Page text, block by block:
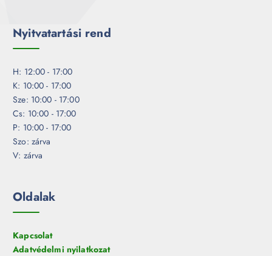
Nyitvatartási rend
H: 12:00 - 17:00
K: 10:00 - 17:00
Sze: 10:00 - 17:00
Cs: 10:00 - 17:00
P: 10:00 - 17:00
Szo: zárva
V: zárva
Oldalak
Kapcsolat
Adatvédelmi nyilatkozat